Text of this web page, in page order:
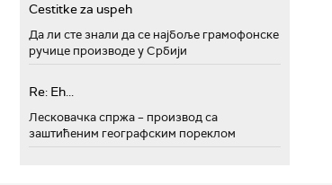
Cestitke za uspeh
Да ли сте знали да се најбоље грамофонске
ручице производе у Србији
Re: Eh...
Лесковачка спржа – производ са
заштићеним географским пореклом